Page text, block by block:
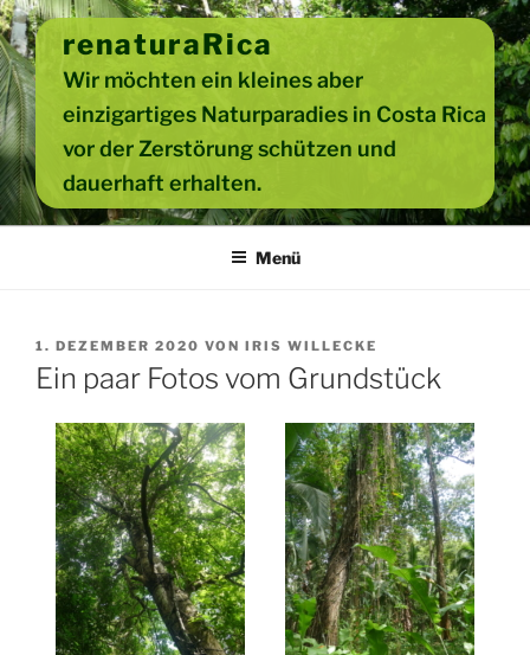
Zum
Inhalt
springen
renaturaRica
Wir möchten ein kleines aber
einzigartiges Naturparadies in Costa Rica
vor der Zerstörung schützen und
dauerhaft erhalten.
Menü
VERÖFFENTLICHT
AM
1. DEZEMBER 2020 VON IRIS WILLECKE
Ein paar Fotos vom Grundstück